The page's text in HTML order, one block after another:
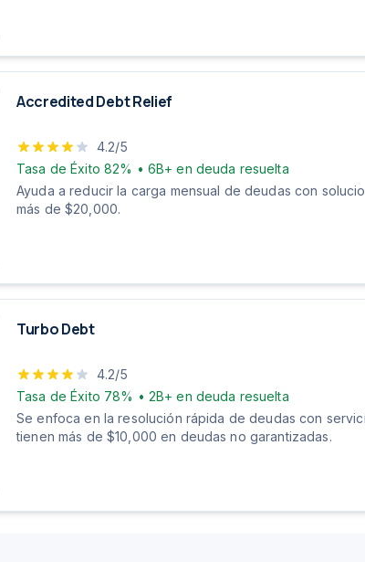
Accredited Debt Relief
4.2/5
Tasa de Éxito 82% • 6B+ en deuda resuelta
Ayuda a reducir la carga mensual de deudas con
más de $20,000.
Turbo Debt
4.2/5
Tasa de Éxito 78% • 2B+ en deuda resuelta
Se enfoca en la resolución rápida de deudas con
tienen más de $10,000 en deudas no garantizadas.